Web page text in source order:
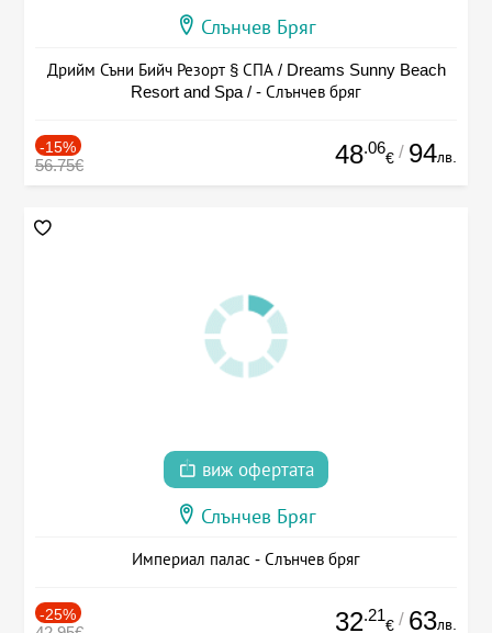
Слънчев Бряг
Дрийм Съни Бийч Резорт § СПА / Dreams Sunny Beach
Resort and Spa / - Слънчев бряг
-15%
56.75€ 48.06
€ / 94лв.
виж офертата
Слънчев Бряг
Империал палас - Слънчев бряг
-25% 32.21
€ / 63лв.